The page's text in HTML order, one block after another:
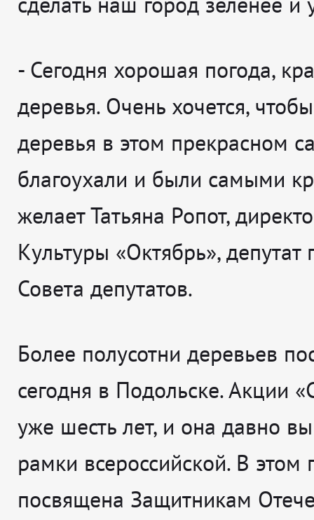
- Сегодня хорошая погода,
деревья. Очень хочется,
деревья в этом прекрасном
благоухали и были самыми
желаетТатьяна Ропот,
Культуры «Октябрь», депутат
Совета депутатов.
Более полусотни деревьев
сегодня в Подольске. Акции
уже шесть лет, и она давно
рамки всероссийской. В этом
посвящена Защитникам